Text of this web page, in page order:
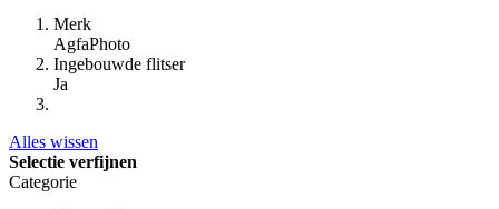
Merk
AgfaPhoto
Ingebouwde flitser
Ja
Alles wissen
Selectie verfijnen
Categorie